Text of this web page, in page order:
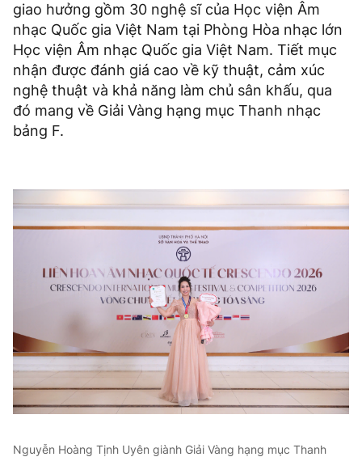
giao hưởng gồm 30 nghệ sĩ của Học viện Âm
nhạc Quốc gia Việt Nam tại Phòng Hòa nhạc lớn
Học viện Âm nhạc Quốc gia Việt Nam. Tiết mục
nhận được đánh giá cao về kỹ thuật, cảm xúc
nghệ thuật và khả năng làm chủ sân khấu, qua
đó mang về Giải Vàng hạng mục Thanh nhạc
bảng F.
Nguyễn Hoàng Tịnh Uyên giành Giải Vàng hạng mục Thanh